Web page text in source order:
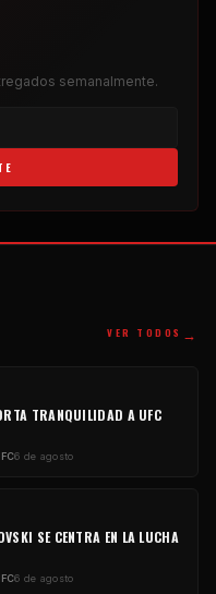
semanalmente.
VER TODOS →
TRANQUILIDAD A UFC
6 de agosto
SE CENTRA EN LA LUCHA
6 de agosto